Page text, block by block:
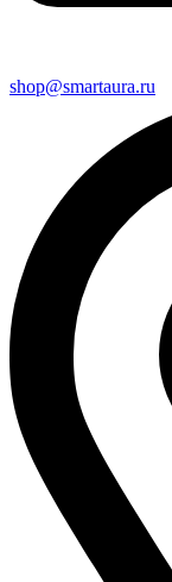
shop@smartaura.ru